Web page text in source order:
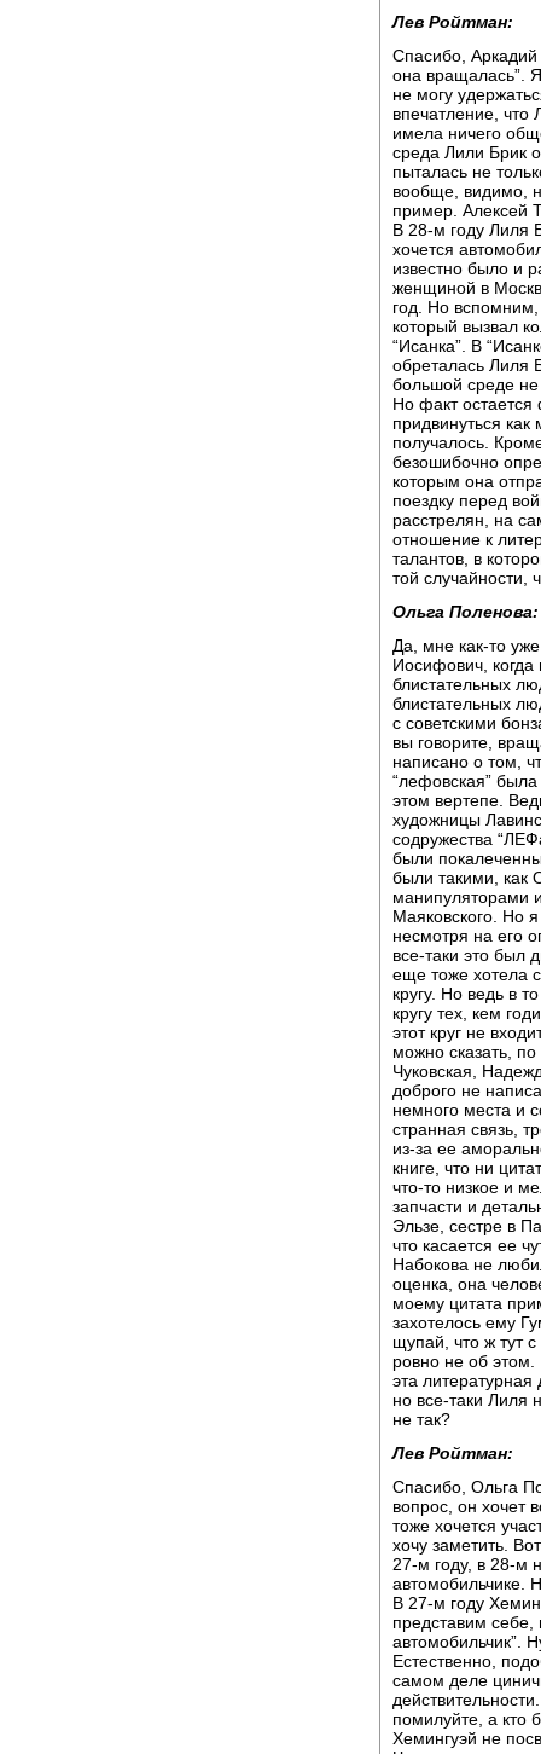
Лев Ройтман:
Спасибо,
она вращалась”.
не могу
впечатление,
имела ничего
среда Лили Брик
пыталась не
вообще, видимо,
пример. Алексей
В 28-м году Лиля
хочется
известно было и
женщиной в
год. Но вспомним,
который вызвал
“Исанка”. В
обреталась Лиля
большой среде
Но факт
придвинуться
получалось.
безошибочно
которым она
поездку перед
расстрелян, на
отношение к
талантов, в
той случайности,
Ольга Поленова:
Да, мне как-то
Иосифович, когда
блистательных
блистательных
с советскими
вы говорите,
написано о том,
“лефовская”
этом вертепе.
художницы
содружества
были
были такими, как
манипуляторами
Маяковского. Но
несмотря на его
все-таки это был
еще тоже хотела
кругу. Но ведь в
кругу тех, кем
этот круг не
можно сказать,
Чуковская,
доброго не
немного места и
странная связь,
из-за ее
книге, что ни
что-то низкое и
запчасти и
Эльзе, сестре в
что касается ее
Набокова не
оценка, она
моему цитата
захотелось ему
щупай, что ж тут
ровно не об этом.
эта
но все-таки Лиля
не так?
Лев Ройтман:
Спасибо, Ольга
вопрос, он хочет
тоже хочется
хочу заметить.
27-м году, в 28-м
автомобильчике.
В 27-м году
представим себе,
автомобильчик”.
Естественно,
самом деле
помилуйте, а кто
Хемингуэй не